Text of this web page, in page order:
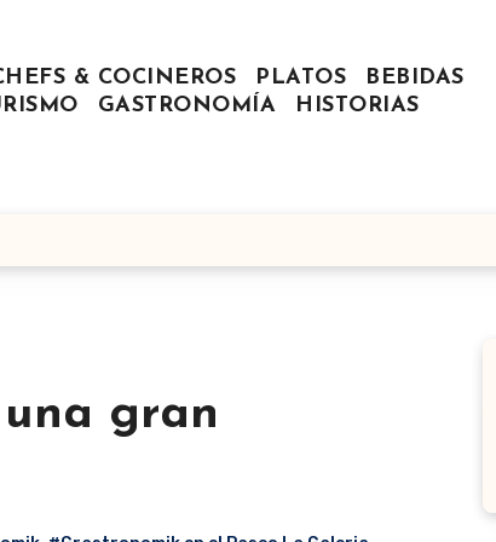
& COCINEROS PLATOS
BEBIDAS
GASTRONOMÍA HISTORIAS
gran